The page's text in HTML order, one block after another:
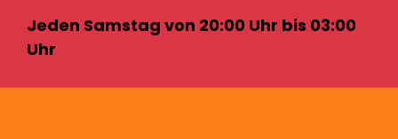
Jeden Samstag von 20:00 Uhr bis 03:00
Uhr